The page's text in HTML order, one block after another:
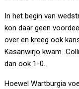
In het begin van
kon daar geen
over en kreeg ook
Kasanwirjo kwam
dan ook 1-0.
Hoewel Wartburgia